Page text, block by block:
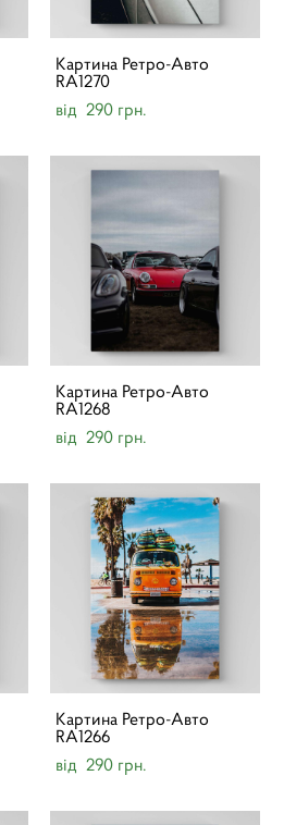
Картина Ретро-Авто
RA1270
від 290 грн.
Картина Ретро-Авто
RA1268
від 290 грн.
Картина Ретро-Авто
RA1266
від 290 грн.